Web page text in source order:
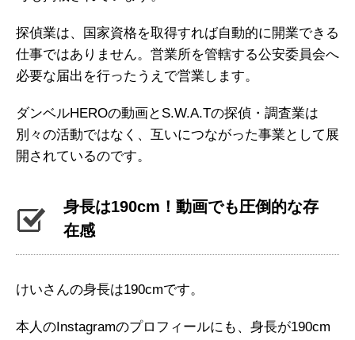
探偵業は、国家資格を取得すれば自動的に開業できる
仕事ではありません。営業所を管轄する公安委員会へ
必要な届出を行ったうえで営業します。
ダンベルHEROの動画とS.W.A.Tの探偵・調査業は
別々の活動ではなく、互いにつながった事業として展
開されているのです。
身長は190cm！動画でも圧倒的な存
在感
けいさんの身長は190cmです。
本人のInstagramのプロフィールにも、身長が190cm